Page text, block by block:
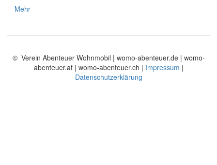
Mehr
© Verein Abenteuer Wohnmobil | womo-abenteuer.de | womo-
abenteuer.at | womo-abenteuer.ch | Impressum |
Datenschutzerklärung